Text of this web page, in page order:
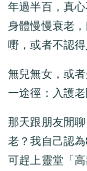
年過半百，真
身體慢慢衰老
嘢，或者不認
無兒無女，或
一途徑：入護老
那天跟朋友閒
老？我自己認
可趕上靈堂「